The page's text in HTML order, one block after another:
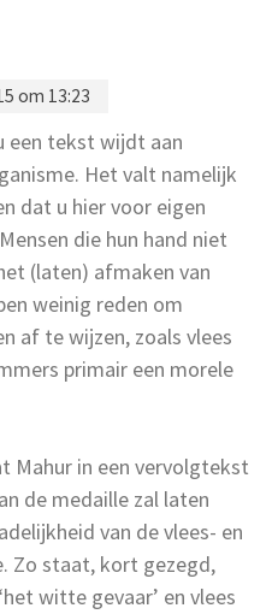
om 13:23
een tekst wijdt aan
Het valt namelijk
dat u hier voor eigen
die hun hand niet
(laten) afmaken van
weinig reden om
af te wijzen, zoals vlees
primair een morele
Mahur in een vervolgtekst
de medaille zal laten
van de vlees- en
Zo staat, kort gezegd,
witte gevaar’ en vlees